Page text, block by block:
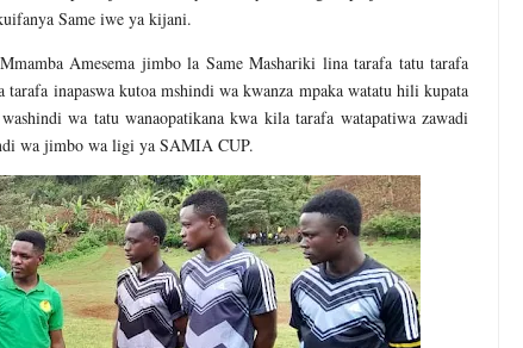
Same iwe ya kijani.
Amesema jimbo la Same Mashariki lina tarafa tatu tarafa
inapaswa kutoa mshindi wa kwanza mpaka watatu hili kupata
wa tatu wanaopatikana kwa kila tarafa watapatiwa zawadi
wa jimbo wa ligi ya SAMIA CUP.